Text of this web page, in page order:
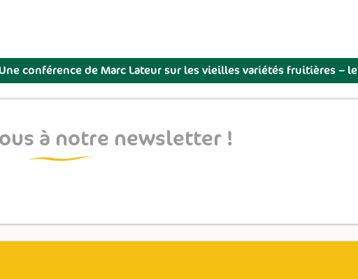
conférence de Marc Lateur sur les vieilles variétés fruitières –
à notre newsletter !